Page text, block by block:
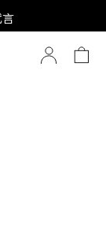
贈完為止